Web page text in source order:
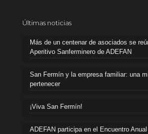
Últimas noticias
Más de un centenar de asociados se
Aperitivo Sanferminero de ADEFAN
San Fermín y la empresa familiar: una
pertenecer
¡Viva San Fermín!
ADEFAN participa en el Encuentro